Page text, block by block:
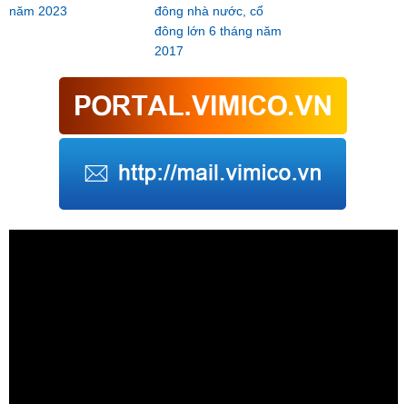
năm 2023
đông nhà nước, cổ
đông lớn 6 tháng năm
2017